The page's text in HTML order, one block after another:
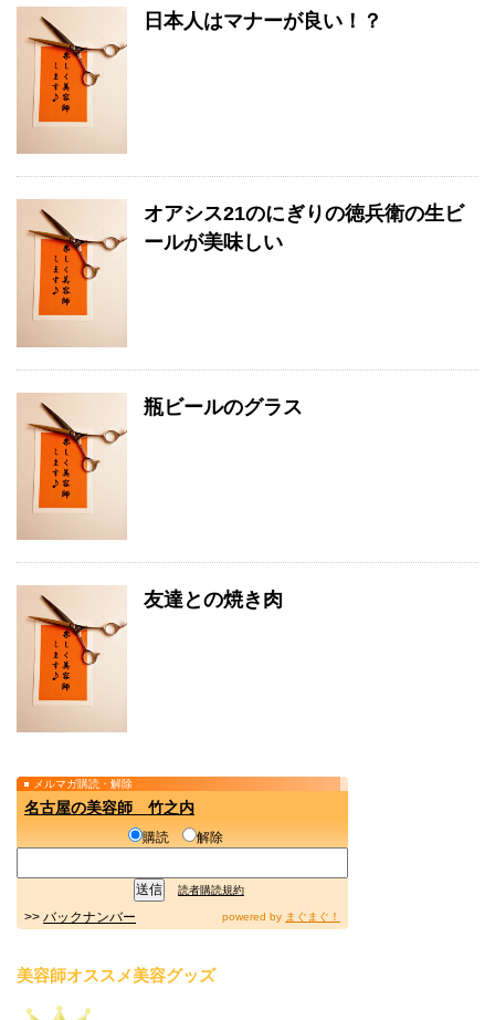
日本人はマナーが良い！？
オアシス21のにぎりの徳兵衛の生ビ
ールが美味しい
瓶ビールのグラス
友達との焼き肉
メルマガ購読・解除
名古屋の美容師 竹之内
購読 解除
読者購読規約
>> バックナンバー powered by まぐまぐ！
美容師オススメ美容グッズ